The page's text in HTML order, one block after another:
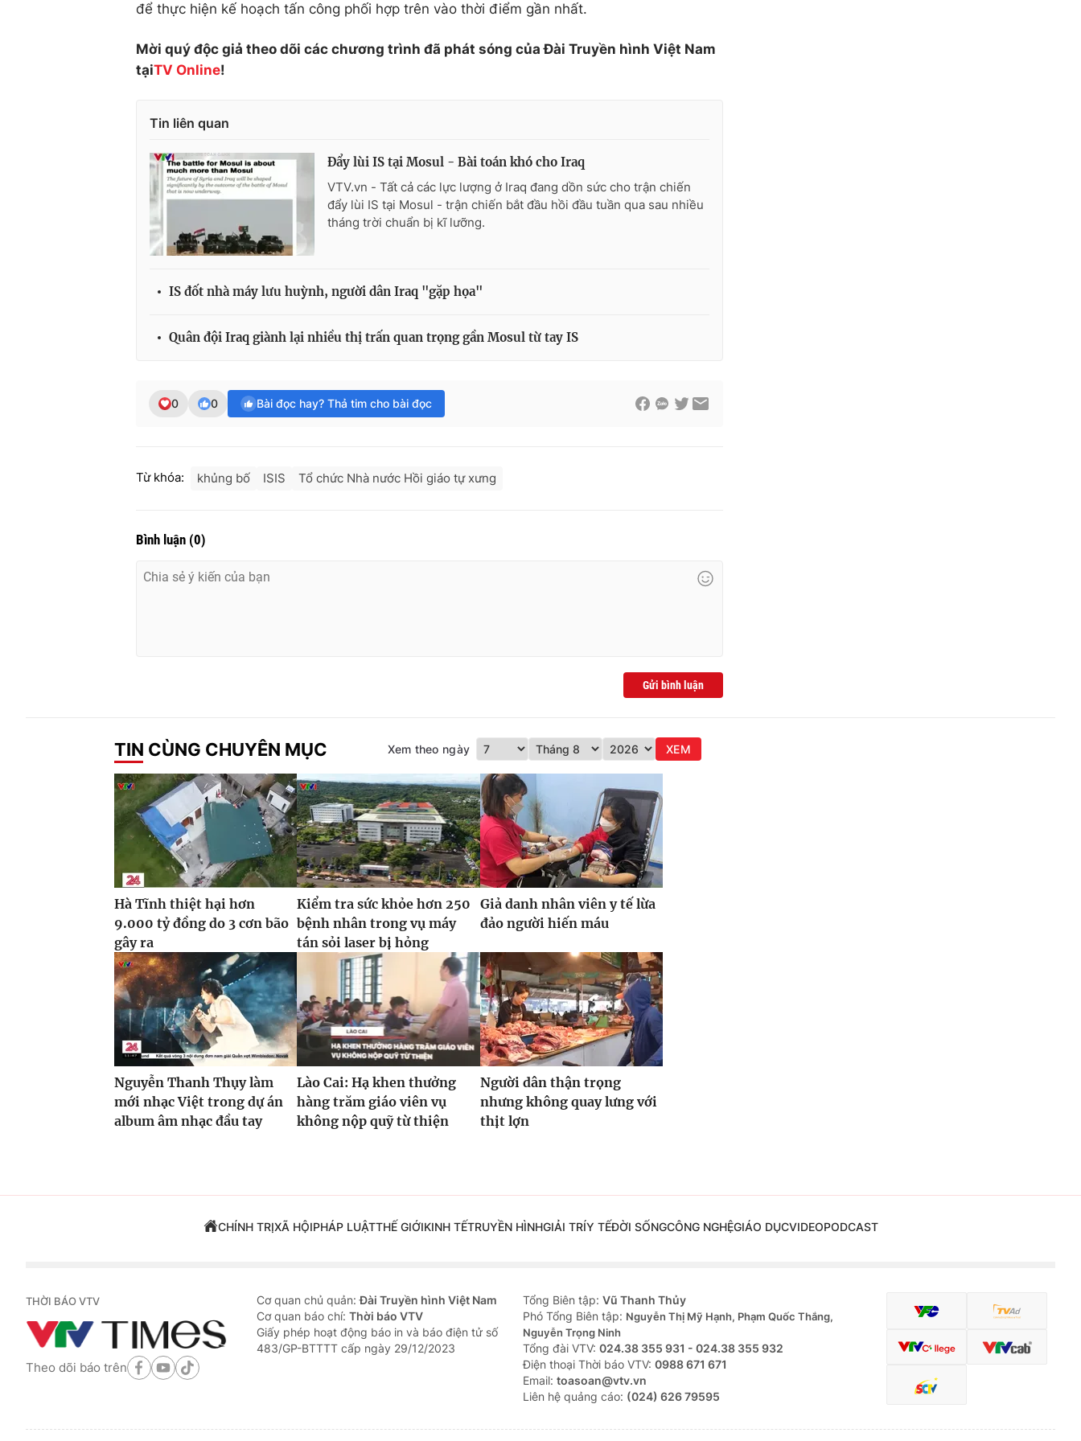
để thực hiện kế hoạch tấn công phối hợp trên vào thời điểm gần nhất.
Mời quý độc giả theo dõi các chương trình đã phát sóng của Đài Truyền hình Việt Nam
tạiTV Online!
Tin liên quan
Đẩy lùi IS tại Mosul - Bài toán khó cho Iraq
VTV.vn - Tất cả các lực lượng ở Iraq đang dồn sức cho trận chiến
đẩy lùi IS tại Mosul - trận chiến bắt đầu hồi đầu tuần qua sau nhiều
tháng trời chuẩn bị kĩ lưỡng.
IS đốt nhà máy lưu huỳnh, người dân Iraq "gặp họa"
Quân đội Iraq giành lại nhiều thị trấn quan trọng gần Mosul từ tay IS
0 0 Bài đọc hay? Thả tim cho bài đọc
Từ khóa: khủng bố ISIS Tổ chức Nhà nước Hồi giáo tự xưng
Bình luận (0)
Gửi bình luận
TIN CÙNG CHUYÊN MỤC Xem theo ngày XEM
Hà Tĩnh thiệt hại hơn
9.000 tỷ đồng do 3 cơn bão
gây ra
Kiểm tra sức khỏe hơn 250
bệnh nhân trong vụ máy
tán sỏi laser bị hỏng
Giả danh nhân viên y tế lừa
đảo người hiến máu
Nguyễn Thanh Thụy làm
mới nhạc Việt trong dự án
album âm nhạc đầu tay
Lào Cai: Hạ khen thưởng
hàng trăm giáo viên vụ
không nộp quỹ từ thiện
Người dân thận trọng
nhưng không quay lưng với
thịt lợn
CHÍNH TRỊXÃ HỘIPHÁP LUẬTTHẾ GIỚIKINH TẾTRUYỀN HÌNHGIẢI TRÍY TẾĐỜI SỐNGCÔNG NGHỆGIÁO DỤCVIDEOPODCAST
THỜI BÁO VTV
Theo dõi báo trên
Cơ quan chủ quản:Đài Truyền hình Việt Nam
Cơ quan báo chí: Thời báo VTV
Giấy phép hoạt động báo in và báo điện tử số
483/GP-BTTTT cấp ngày 29/12/2023
Tổng Biên tập: Vũ Thanh Thủy
Phó Tổng Biên tập: Nguyễn Thị Mỹ Hạnh, Phạm Quốc Thắng,
Nguyễn Trọng Ninh
Tổng đài VTV: 024.38 355 931 - 024.38 355 932
Ðiện thoại Thời báo VTV: 0988 671 671
Email: toasoan@vtv.vn
Liên hệ quảng cáo: (024) 626 79595